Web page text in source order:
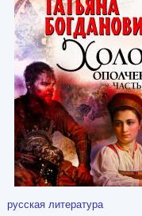
русская литература